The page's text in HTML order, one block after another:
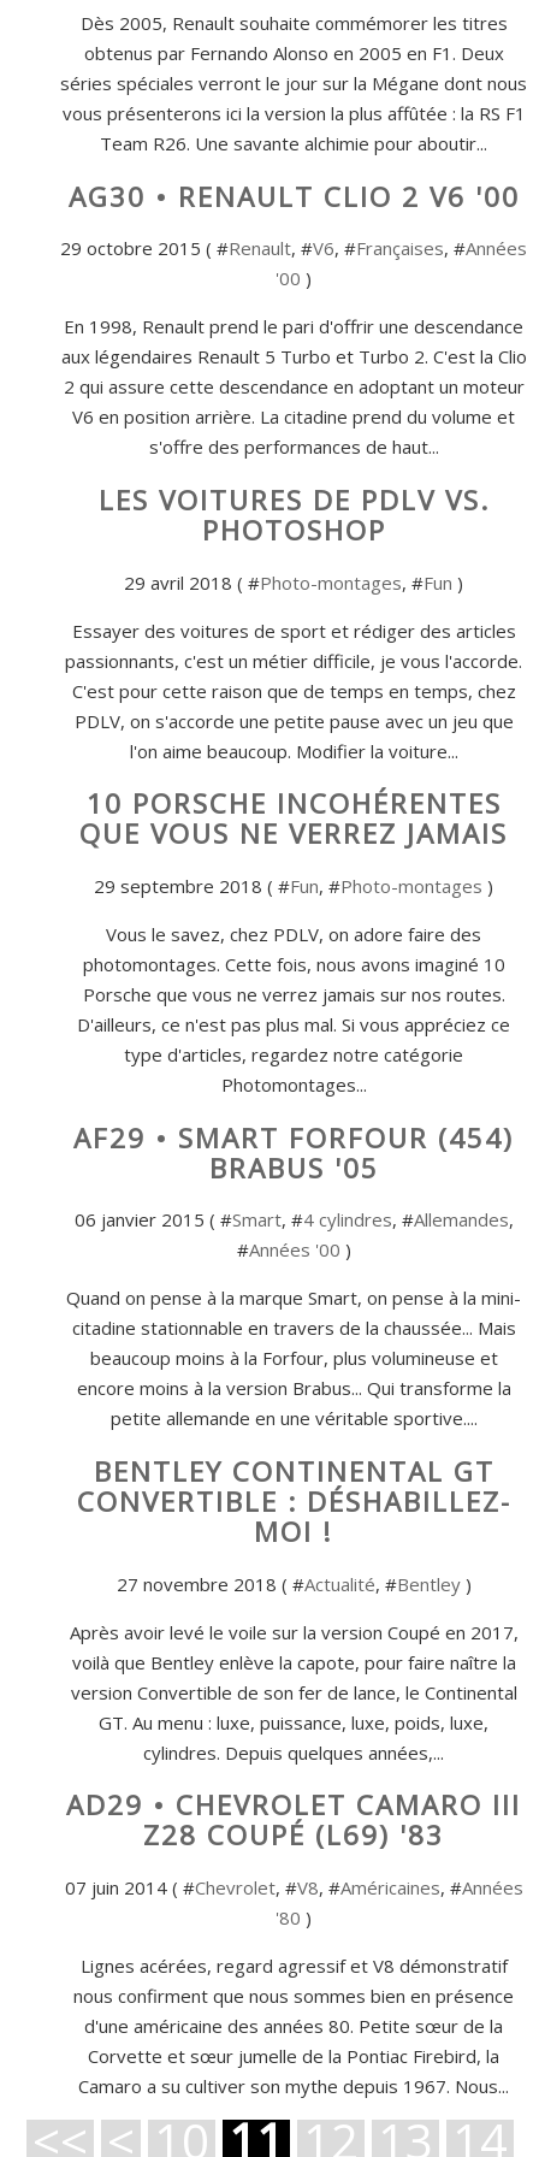
Dès 2005, Renault souhaite commémorer les titres
obtenus par Fernando Alonso en 2005 en F1. Deux
séries spéciales verront le jour sur la Mégane dont nous
vous présenterons ici la version la plus affûtée : la RS F1
Team R26. Une savante alchimie pour aboutir...
AG30 • RENAULT CLIO 2 V6 '00
29 octobre 2015 ( #Renault, #V6, #Françaises, #Années
'00 )
En 1998, Renault prend le pari d'offrir une descendance
aux légendaires Renault 5 Turbo et Turbo 2. C'est la Clio
2 qui assure cette descendance en adoptant un moteur
V6 en position arrière. La citadine prend du volume et
s'offre des performances de haut...
LES VOITURES DE PDLV VS.
PHOTOSHOP
29 avril 2018 ( #Photo-montages, #Fun )
Essayer des voitures de sport et rédiger des articles
passionnants, c'est un métier difficile, je vous l'accorde.
C'est pour cette raison que de temps en temps, chez
PDLV, on s'accorde une petite pause avec un jeu que
l'on aime beaucoup. Modifier la voiture...
10 PORSCHE INCOHÉRENTES
QUE VOUS NE VERREZ JAMAIS
29 septembre 2018 ( #Fun, #Photo-montages )
Vous le savez, chez PDLV, on adore faire des
photomontages. Cette fois, nous avons imaginé 10
Porsche que vous ne verrez jamais sur nos routes.
D'ailleurs, ce n'est pas plus mal. Si vous appréciez ce
type d'articles, regardez notre catégorie
Photomontages...
AF29 • SMART FORFOUR (454)
BRABUS '05
06 janvier 2015 ( #Smart, #4 cylindres, #Allemandes,
#Années '00 )
Quand on pense à la marque Smart, on pense à la mini-
citadine stationnable en travers de la chaussée... Mais
beaucoup moins à la Forfour, plus volumineuse et
encore moins à la version Brabus... Qui transforme la
petite allemande en une véritable sportive....
BENTLEY CONTINENTAL GT
CONVERTIBLE : DÉSHABILLEZ-
MOI !
27 novembre 2018 ( #Actualité, #Bentley)
Après avoir levé le voile sur la version Coupé en 2017,
voilà que Bentley enlève la capote, pour faire naître la
version Convertible de son fer de lance, le Continental
GT. Au menu : luxe, puissance, luxe, poids, luxe,
cylindres. Depuis quelques années,...
AD29 • CHEVROLET CAMARO III
Z28 COUPÉ (L69) '83
07 juin 2014 ( #Chevrolet, #V8, #Américaines, #Années
'80 )
Lignes acérées, regard agressif et V8 démonstratif
nous confirment que nous sommes bien en présence
d'une américaine des années 80. Petite sœur de la
Corvette et sœur jumelle de la Pontiac Firebird, la
Camaro a su cultiver son mythe depuis 1967. Nous...
<< < 10 11 12 13 14